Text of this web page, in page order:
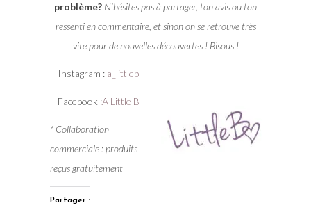
problème? N’hésites pas à partager, ton avis ou ton
ressenti en commentaire, et sinon on se retrouve très
vite pour de nouvelles découvertes ! Bisous !
– Instagram : a_littleb
– Facebook :A Little B
* Collaboration
commerciale : produits
reçus gratuitement
Partager :